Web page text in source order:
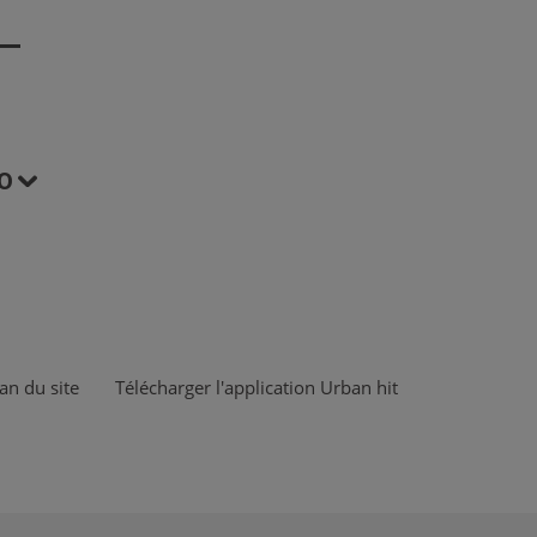
du site Télécharger l'application Urban hit